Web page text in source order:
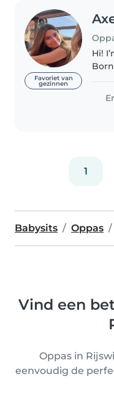
Favoriet van
gezinnen
Hi!
1
Babysits Oppas
Vind een
Oppas in
eenvoudig de